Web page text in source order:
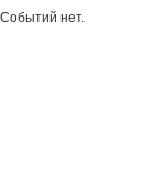
Событий нет.